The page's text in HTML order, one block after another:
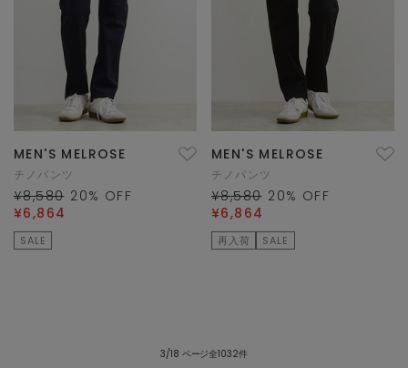
MEN'S MELROSE
チノパンツ
¥8,580 20% OFF
¥6,864
SALE
MEN'S MELROSE
チノパンツ
¥8,580 20% OFF
¥6,864
再入荷 SALE
3/18 ページ全1032件